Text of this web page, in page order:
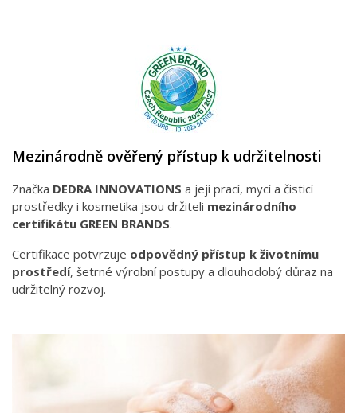
Mezinárodně ověřený přístup k udržitelnosti
Značka DEDRA INNOVATIONS a její prací, mycí a čisticí
prostředky i kosmetika jsou držiteli mezinárodního
certifikátu GREEN BRANDS.
Certifikace potvrzuje odpovědný přístup k životnímu
prostředí, šetrné výrobní postupy a dlouhodobý důraz na
udržitelný rozvoj.